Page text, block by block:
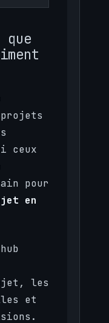
ceux
pour
en
les
et